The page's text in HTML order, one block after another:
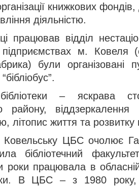
книжкових фондів,
діяльністю.
працював відділ
м. Ковеля
були організовані
– яскрава
району, віддзеркалення
літопис життя та
ЦБС очолює
бібліотечний
роки працювала в обласній
В ЦБС – з 1980